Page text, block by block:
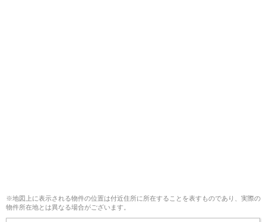
※地図上に表示される物件の位置は付近住所に所在することを表すものであり、実際の
物件所在地とは異なる場合がございます。